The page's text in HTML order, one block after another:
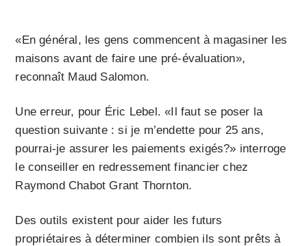
«En général, les gens commencent à magasiner les
maisons avant de faire une pré-évaluation»,
reconnaît Maud Salomon.
Une erreur, pour Éric Lebel. «Il faut se poser la
question suivante : si je m’endette pour 25 ans,
pourrai-je assurer les paiements exigés?» interroge
le conseiller en redressement financier chez
Raymond Chabot Grant Thornton.
Des outils existent pour aider les futurs
propriétaires à déterminer combien ils sont prêts à